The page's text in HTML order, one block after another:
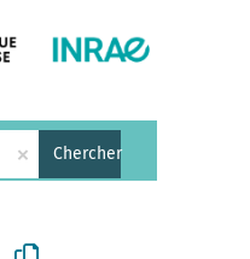
× Chercher